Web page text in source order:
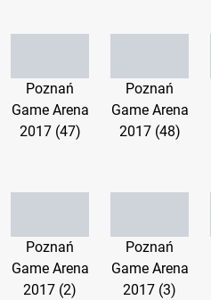
Poznań
Game Arena
2017 (47)
Poznań
Game Arena
2017 (48)
Poznań
Game Arena
2017 (2)
Poznań
Game Arena
2017 (3)